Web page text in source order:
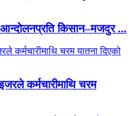
आन्दोलनप्रति किसान–मजदुर ...
कर्मचारीमाथि चरम